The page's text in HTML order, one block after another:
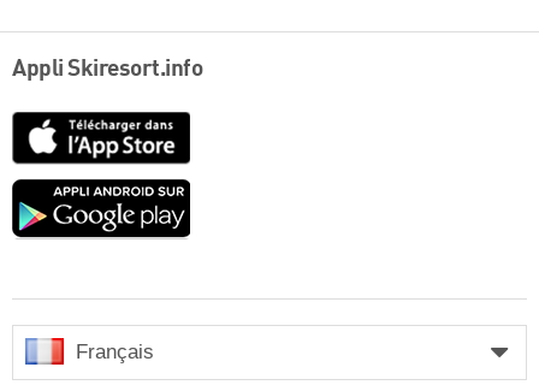
Appli Skiresort.info
Google
Français